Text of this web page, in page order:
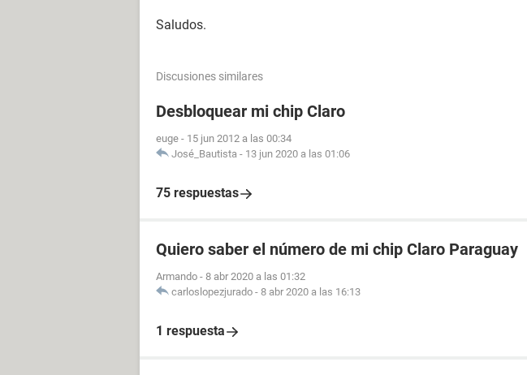
Saludos.
Discusiones similares
Desbloquear mi chip Claro
euge - 15 jun 2012 a las 00:34
José_Bautista - 13 jun 2020 a las 01:06
75 respuestas
Quiero saber el número de mi chip Claro Paraguay
Armando - 8 abr 2020 a las 01:32
carloslopezjurado - 8 abr 2020 a las 16:13
1 respuesta